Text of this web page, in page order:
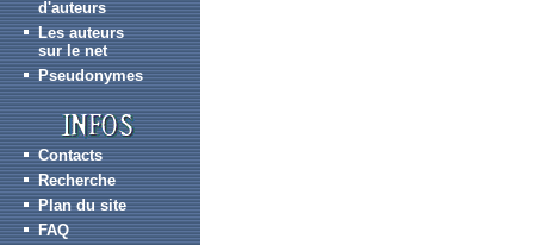
d'auteurs
Les auteurs
sur le net
Pseudonymes
Contacts
Recherche
Plan du site
FAQ